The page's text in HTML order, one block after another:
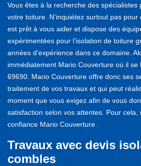
Vous êtes à la recherche des spécialistes
votre toiture. N’inquiétez surtout pas
est prêt à vous aider et dispose des
expérimentées pour l’isolation de toiture
années d’expérience dans ce domaine.
immédiatement Mario Couverture où il se
69690. Mario Couverture offre donc ses
traitement de vos travaux et qui peut
moment que vous exigez afin de vous
satisfaction selon vos attentes. Pour cela,
confiance Mario Couverture .
Travaux avec devis
combles